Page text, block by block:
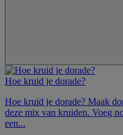
Hoe kruid je dorade?
Hoe kruid je dorade? Maak
deze mix van kruiden. Voeg
een...